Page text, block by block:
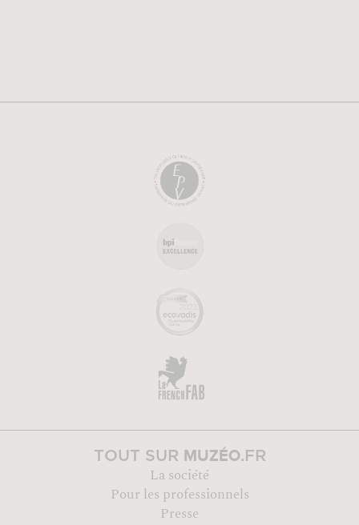
TOUT SUR MUZÉO.FR
La société
Pour les professionnels
Presse